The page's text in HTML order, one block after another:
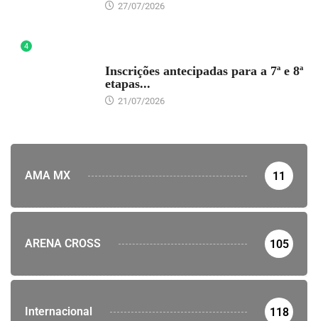
27/07/2026
4
Inscrições antecipadas para a 7ª e 8ª
etapas...
21/07/2026
AMA MX 11
ARENA CROSS 105
Internacional 118